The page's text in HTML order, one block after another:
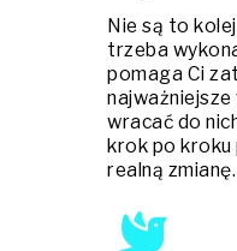
Nie są to
trzeba
pomaga Ci
najważniejsze
wracać do
krok po kroku
realną zmianę.